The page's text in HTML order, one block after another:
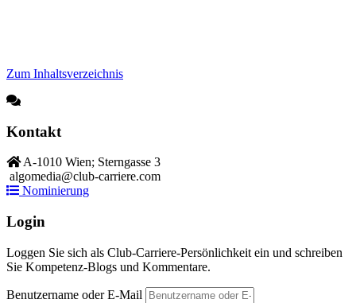
Zum Inhaltsverzeichnis
Kontakt
A-1010 Wien; Sterngasse 3
algomedia@club-carriere.com
Nominierung
Login
Loggen Sie sich als Club-Carriere-Persönlichkeit ein und schreiben
Sie Kompetenz-Blogs und Kommentare.
Benutzername oder E-Mail